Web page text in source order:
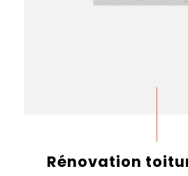
Rénovation